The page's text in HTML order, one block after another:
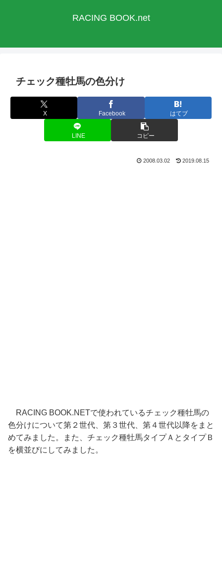
RACING BOOK.net
チェック種牡馬の色分け
X Facebook はてブ
LINE コピー
2008.03.02 2019.08.15
RACING BOOK.NETで使われているチェック種牡馬の
色分けについて第２世代、第３世代、第４世代以降をまと
めてみました。また、チェック種牡馬タイプＡとタイプＢ
を横並びにしてみました。